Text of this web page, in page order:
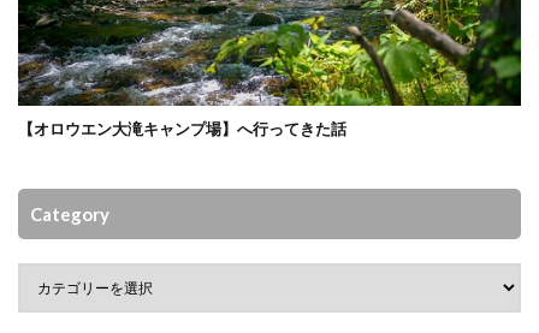
【オロウエン大滝キャンプ場】へ行ってきた話
Category